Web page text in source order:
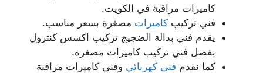
كاميرات مراقبة في الكويت.
فني تركيب كاميرات مصغرة بسعر مناسب.
يقدم فني بدالة الضجيج تركيب اكسس كنترول
بفضل فني تركيب كاميرات مصغرة.
كما نقدم فني كهربائي وفني كاميرات مراقبة